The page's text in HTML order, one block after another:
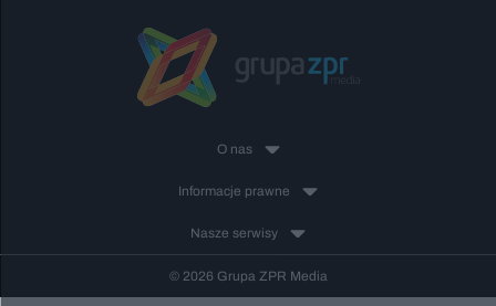
O nas
Informacje prawne
Nasze serwisy
© 2026 Grupa ZPR Media